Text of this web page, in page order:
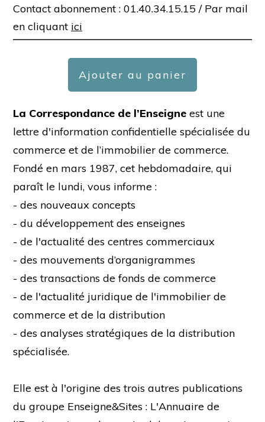
Contact abonnement : 01.40.34.15.15 / Par mail
en cliquant ici
Ajouter au panier
La Correspondance de l’Enseigne est une
lettre d'information confidentielle spécialisée du
commerce et de l’immobilier de commerce.
Fondé en mars 1987, cet hebdomadaire, qui
paraît le lundi, vous informe :
- des nouveaux concepts
- du développement des enseignes
- de l'actualité des centres commerciaux
- des mouvements d’organigrammes
- des transactions de fonds de commerce
- de l'actualité juridique de l'immobilier de
commerce et de la distribution
- des analyses stratégiques de la distribution
spécialisée.
Elle est à l'origine des trois autres publications
du groupe Enseigne&Sites : L'Annuaire de